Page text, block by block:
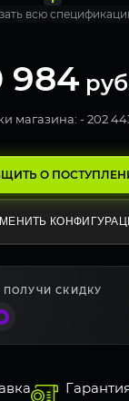
всю
984
магазина: -202
О
СКИДКУ